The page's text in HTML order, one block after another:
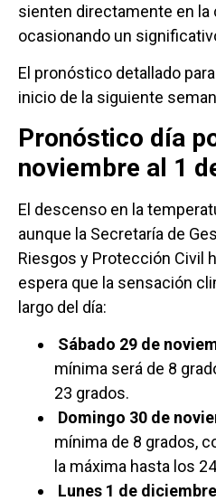
sienten directamente en la
ocasionando un
El pronóstico detallado
inicio de la siguiente
Pronóstico día
noviembre al 1
El descenso en la
aunque la Secretaría de
Riesgos y Protección Civil
espera que la sensación
largo del día:
Sábado 29 de
mínima será de 8
23 grados.
Domingo 30 de
mínima de 8 grados,
la máxima hasta los
Lunes 1 de